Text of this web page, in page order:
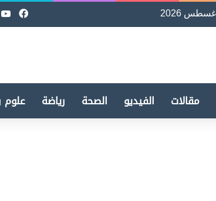
مقالات الفيديو الصحة رياضة علوم